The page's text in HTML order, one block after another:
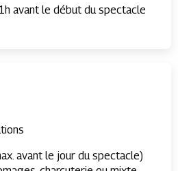
avant le début du spectacle
avant le jour du spectacle)